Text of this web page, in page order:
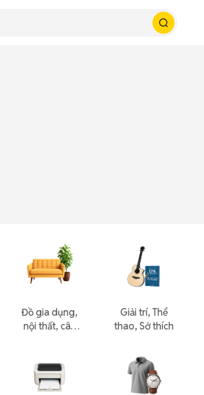
Đồ gia dụng,
nội thất, cây
Giải trí, Thể
thao, Sở thích